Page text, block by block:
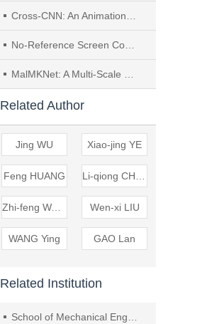
Cross-CNN: An Animation Cross-Frame Sketch Colorization Algorithm Based on Hybrid Model with CNN and Transformer
No-Reference Screen Content Image Quality Assessment Based on Edge Assistance and Multi-Scale Transformer
MalMKNet: A Multi-Scale Convolutional Neural Network Used for Malware Classification
Related Author
Jing WU Xiao-jing YE
Feng HUANG
Zhi-feng WANG Wen-xi LIU
WANG Ying GAO Lan
Related Institution
School of Mechanical Engineering and Automation， Fuzhou University